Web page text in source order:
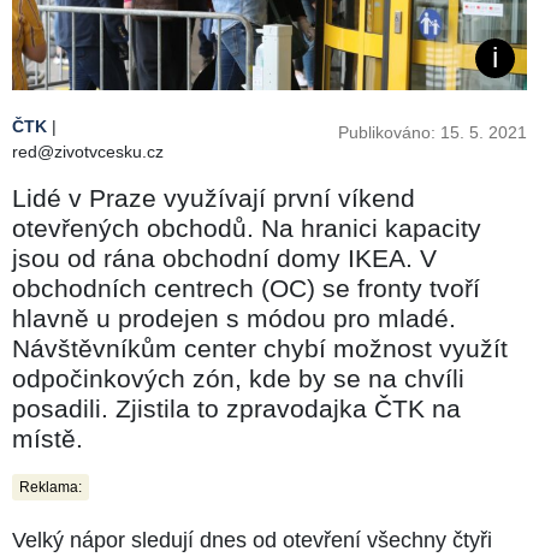
ČTK |
red@zivotvcesku.cz
Publikováno: 15. 5. 2021
Lidé v Praze využívají první víkend
otevřených obchodů. Na hranici kapacity
jsou od rána obchodní domy IKEA. V
obchodních centrech (OC) se fronty tvoří
hlavně u prodejen s módou pro mladé.
Návštěvníkům center chybí možnost využít
odpočinkových zón, kde by se na chvíli
posadili. Zjistila to zpravodajka ČTK na
místě.
Reklama:
Velký nápor sledují dnes od otevření všechny čtyři